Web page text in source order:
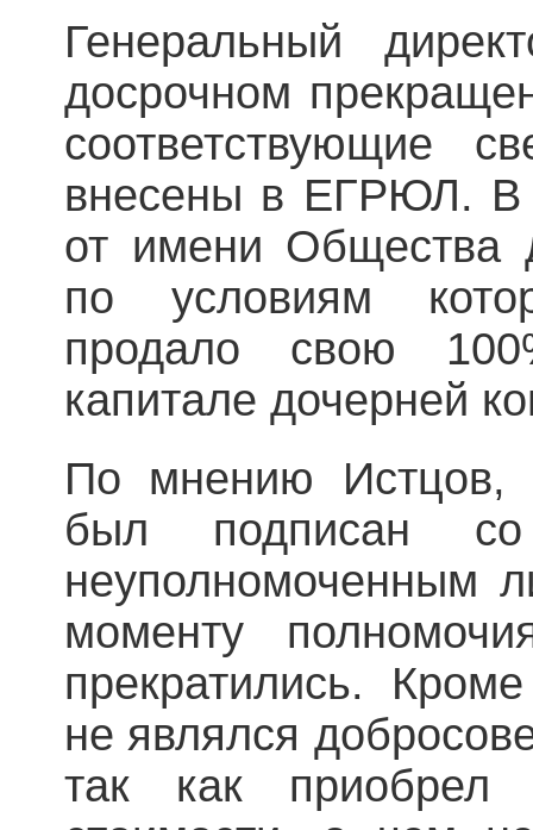
Генеральный
досрочном
соответствующие
внесены в ЕГРЮЛ. В
от имени Общества
по условиям
продало свою
капитале дочерней
По мнению Истцов,
был подписан
неуполномоченным
моменту
прекратились.
не являлся
так как